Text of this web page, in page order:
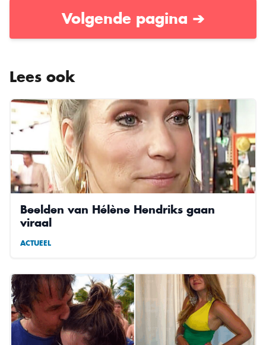
Volgende pagina ➔
Lees ook
Beelden van Hélène Hendriks gaan
viraal
ACTUEEL